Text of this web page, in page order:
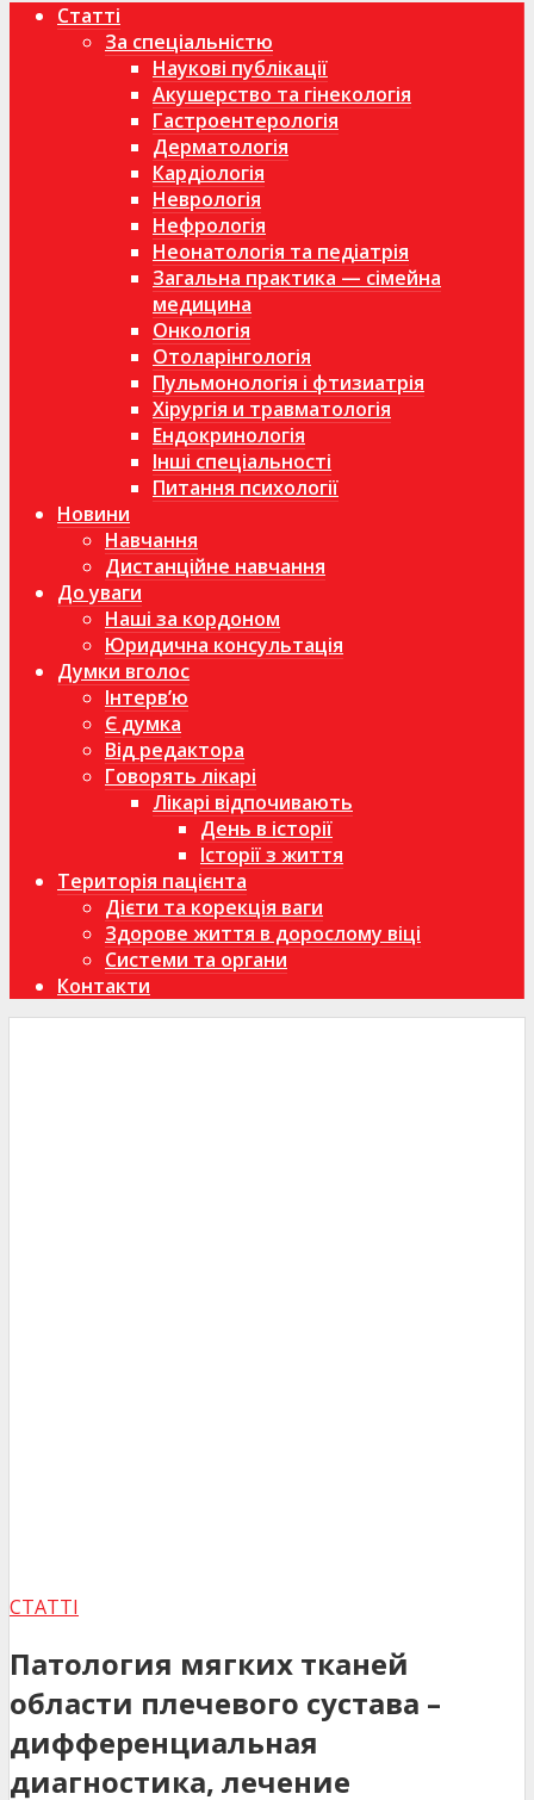
Статті
За спеціальністю
Наукові публікації
Акушерство та гінекологія
Гастроентерологія
Дерматологія
Кардіологія
Неврологія
Нефрологія
Неонатологія та педіатрія
Загальна практика — сімейна
медицина
Онкологія
Отоларінгологія
Пульмонологія і фтизиатрія
Хірургія и травматологія
Ендокринологія
Інші спеціальності
Питання психології
Новини
Навчання
Дистанційне навчання
До уваги
Наші за кордоном
Юридична консультація
Думки вголос
Інтерв’ю
Є думка
Від редактора
Говорять лікарі
Лікарі відпочивають
День в історії
Історії з життя
Територія пацієнта
Дієти та корекція ваги
Здорове життя в дорослому віці
Системи та органи
Контакти
СТАТТІ
Патология мягких тканей
области плечевого сустава –
дифференциальная
диагностика, лечение